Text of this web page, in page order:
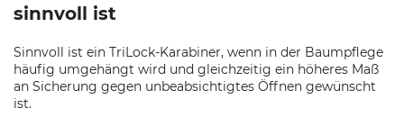
sinnvoll ist
Sinnvoll ist ein TriLock-Karabiner, wenn in der Baumpflege
häufig umgehängt wird und gleichzeitig ein höheres Maß
an Sicherung gegen unbeabsichtigtes Öffnen gewünscht
ist.